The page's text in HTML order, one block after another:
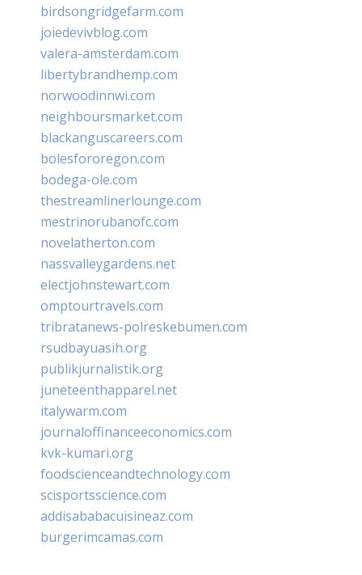
birdsongridgefarm.com
joiedevivblog.com
valera-amsterdam.com
libertybrandhemp.com
norwoodinnwi.com
neighboursmarket.com
blackanguscareers.com
bolesfororegon.com
bodega-ole.com
thestreamlinerlounge.com
mestrinorubanofc.com
novelatherton.com
nassvalleygardens.net
electjohnstewart.com
omptourtravels.com
tribratanews-polreskebumen.com
rsudbayuasih.org
publikjurnalistik.org
juneteenthapparel.net
italywarm.com
journaloffinanceeconomics.com
kvk-kumari.org
foodscienceandtechnology.com
scisportsscience.com
addisababacuisineaz.com
burgerimcamas.com